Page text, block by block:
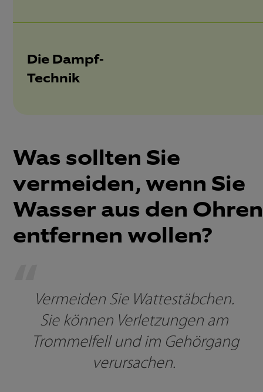
Die Dampf-
Technik
Was sollten Sie
vermeiden, wenn Sie
Wasser aus den Ohren
entfernen wollen?
“Vermeiden Sie Wattestäbchen.
Sie können Verletzungen am
Trommelfell und im Gehörgang
verursachen.